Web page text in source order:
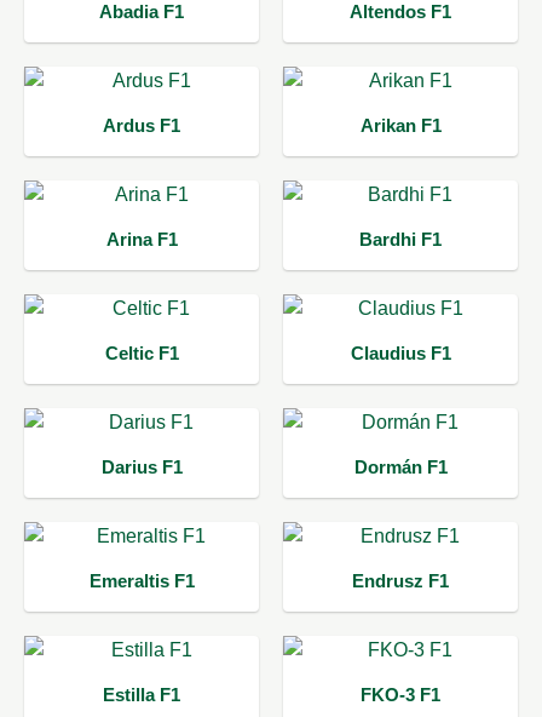
Abadia F1 Altendos F1
Ardus F1 Arikan F1
Arina F1 Bardhi F1
Celtic F1 Claudius F1
Darius F1 Dormán F1
Emeraltis F1 Endrusz F1
Estilla F1 FKO-3 F1